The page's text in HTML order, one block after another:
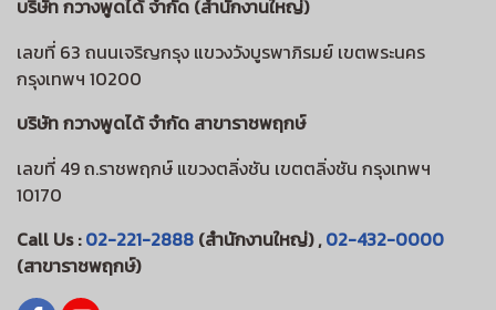
บริษัท กวางพูดได้ จำกัด (สำนักงานใหญ่)
เลขที่ 63 ถนนเจริญกรุง แขวงวังบูรพาภิรมย์ เขตพระนคร
กรุงเทพฯ 10200
บริษัท กวางพูดได้ จำกัด สาขาราชพฤกษ์
เลขที่ 49 ถ.ราชพฤกษ์ แขวงตลิ่งชัน เขตตลิ่งชัน กรุงเทพฯ
10170
Call Us :02-221-2888 (สำนักงานใหญ่) ,02-432-0000
(สาขาราชพฤกษ์)